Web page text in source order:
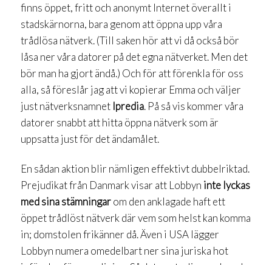
finns öppet, fritt och anonymt Internet överallt i
stadskärnorna, bara genom att öppna upp våra
trådlösa nätverk. (Till saken hör att vi då också bör
låsa ner våra datorer på det egna nätverket. Men det
bör man ha gjort ändå.) Och för att förenkla för oss
alla, så föreslår jag att vi kopierar Emma och väljer
just nätverksnamnet Ipredia. På så vis kommer våra
datorer snabbt att hitta öppna nätverk som är
uppsatta just för det ändamålet.
En sådan aktion blir nämligen effektivt dubbelriktad.
Prejudikat från Danmark visar att Lobbyn inte lyckas
med sina stämningarom den anklagade haft ett
öppet trådlöst nätverk där vem som helst kan komma
in; domstolen frikänner då. Även i USA lägger
Lobbyn numera omedelbart ner sina juriska hot